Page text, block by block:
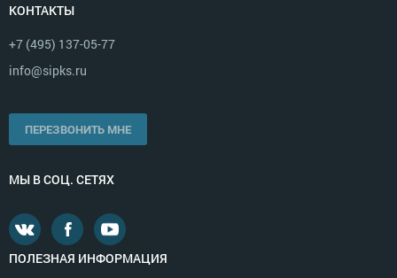
КОНТАКТЫ
+7 (495) 137-05-77
info@sipks.ru
ПЕРЕЗВОНИТЬ МНЕ
МЫ В СОЦ. СЕТЯХ
ПОЛЕЗНАЯ ИНФОРМАЦИЯ